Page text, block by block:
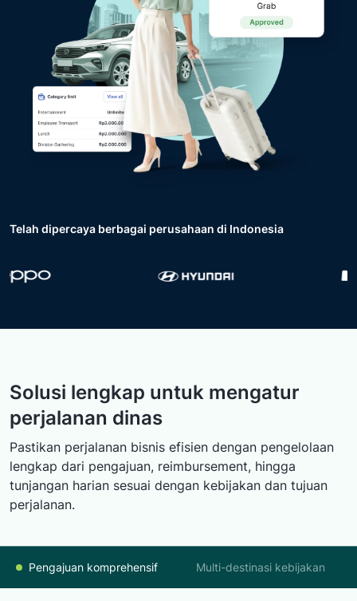
Telah dipercaya berbagai perusahaan di Indonesia
Solusi lengkap untuk mengatur
perjalanan dinas
Pastikan perjalanan bisnis efisien dengan pengelolaan
lengkap dari pengajuan, reimbursement, hingga
tunjangan harian sesuai dengan kebijakan dan tujuan
perjalanan.
Pengajuan komprehensif Multi-destinasi kebijakan